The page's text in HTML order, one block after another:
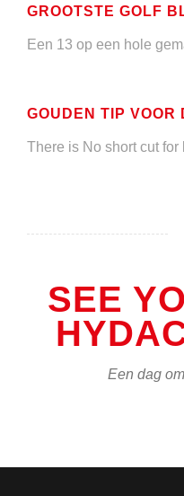
GROOTSTE GOLF
Een 13 op een hole
GOUDEN TIP VOOR
There is No short cut
SEE
Een dag